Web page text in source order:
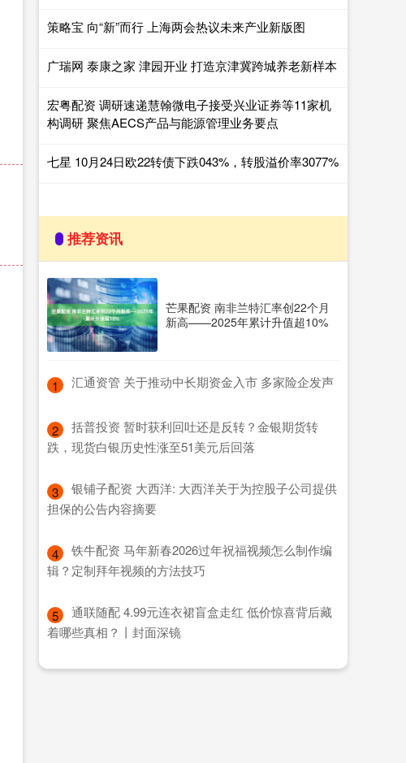
策略宝 向“新”而行 上海两会热议未来产业新版图
广瑞网 泰康之家 津园开业 打造京津冀跨城养老新样本
宏粤配资 调研速递慧翰微电子接受兴业证券等11家机
构调研 聚焦AECS产品与能源管理业务要点
七星 10月24日欧22转债下跌043%，转股溢价率3077%
推荐资讯
芒果配资 南非兰特汇率创22个月
新高——2025年累计升值超10%
1 ​汇通资管 关于推动中长期资金入市 多家险企发声
2
​括普投资 暂时获利回吐还是反转？金银期货转
跌，现货白银历史性涨至51美元后回落
3
​银铺子配资 大西洋: 大西洋关于为控股子公司提供
担保的公告内容摘要
4
​铁牛配资 马年新春2026过年祝福视频怎么制作编
辑？定制拜年视频的方法技巧
5
​通联随配 4.99元连衣裙盲盒走红 低价惊喜背后藏
着哪些真相？丨封面深镜